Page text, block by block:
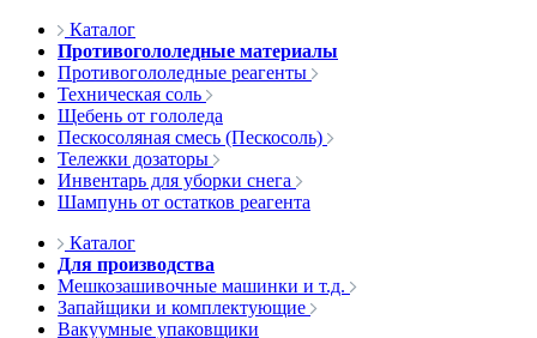
Каталог
Противогололедные материалы
Противогололедные реагенты
Техническая соль
Щебень от гололеда
Пескосоляная смесь (Пескосоль)
Тележки дозаторы
Инвентарь для уборки снега
Шампунь от остатков реагента
Каталог
Для производства
Мешкозашивочные машинки и т.д.
Запайщики и комплектующие
Вакуумные упаковщики